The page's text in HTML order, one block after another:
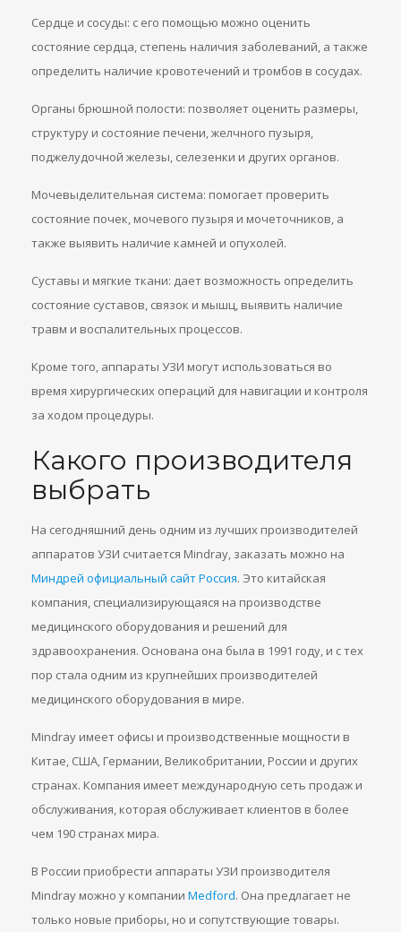
Сердце и сосуды: с его помощью можно оценить
состояние сердца, степень наличия заболеваний, а также
определить наличие кровотечений и тромбов в сосудах.
Органы брюшной полости: позволяет оценить размеры,
структуру и состояние печени, желчного пузыря,
поджелудочной железы, селезенки и других органов.
Мочевыделительная система: помогает проверить
состояние почек, мочевого пузыря и мочеточников, а
также выявить наличие камней и опухолей.
Суставы и мягкие ткани: дает возможность определить
состояние суставов, связок и мышц, выявить наличие
травм и воспалительных процессов.
Кроме того, аппараты УЗИ могут использоваться во
время хирургических операций для навигации и контроля
за ходом процедуры.
Какого производителя
выбрать
На сегодняшний день одним из лучших производителей
аппаратов УЗИ считается Mindray, заказать можно на
Миндрей официальный сайт Россия. Это китайская
компания, специализирующаяся на производстве
медицинского оборудования и решений для
здравоохранения. Основана она была в 1991 году, и с тех
пор стала одним из крупнейших производителей
медицинского оборудования в мире.
Mindray имеет офисы и производственные мощности в
Китае, США, Германии, Великобритании, России и других
странах. Компания имеет международную сеть продаж и
обслуживания, которая обслуживает клиентов в более
чем 190 странах мира.
В России приобрести аппараты УЗИ производителя
Mindray можно у компании Medford. Она предлагает не
только новые приборы, но и сопутствующие товары.